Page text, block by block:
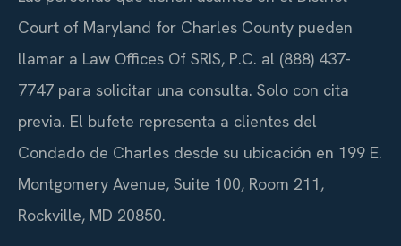
Court of Maryland for Charles County pueden
llamar a Law Offices Of SRIS, P.C. al (888) 437-
7747 para solicitar una consulta. Solo con cita
previa. El bufete representa a clientes del
Condado de Charles desde su ubicación en 199 E.
Montgomery Avenue, Suite 100, Room 211,
Rockville, MD 20850.